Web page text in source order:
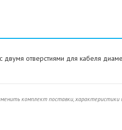
отверстиями для кабеля
комплект поставки,